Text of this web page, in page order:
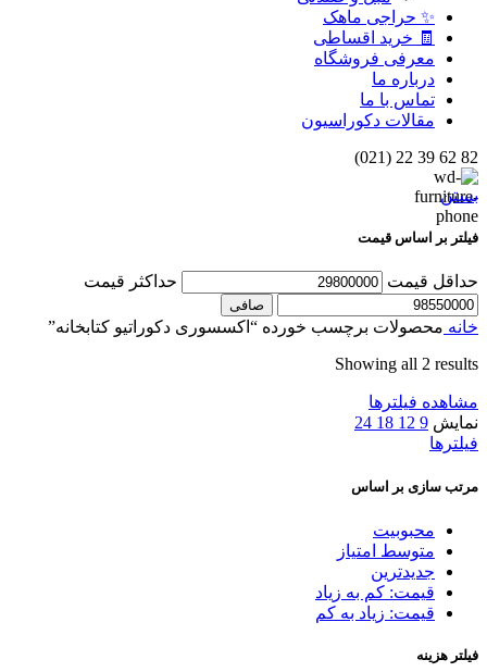
✨ حراجی ماهک
🧾 خرید اقساطی
معرفی فروشگاه
درباره ما
تماس با ما
مقالات دکوراسیون
82 62 39 22 (021)
بستن
فیلتر بر اساس قیمت
حداقل قیمت حداكثر قيمت
صافی
خانه محصولات برچسب خورده “اکسسوری دکوراتیو کتابخانه”
Showing all 2 results
مشاهده فیلترها
نمایش 9
12
18
24
فیلترها
مرتب سازی بر اساس
محبوبیت
متوسط امتیاز
جدیدترین
قیمت: کم به زیاد
قیمت: زیاد به کم
فیلتر هزینه